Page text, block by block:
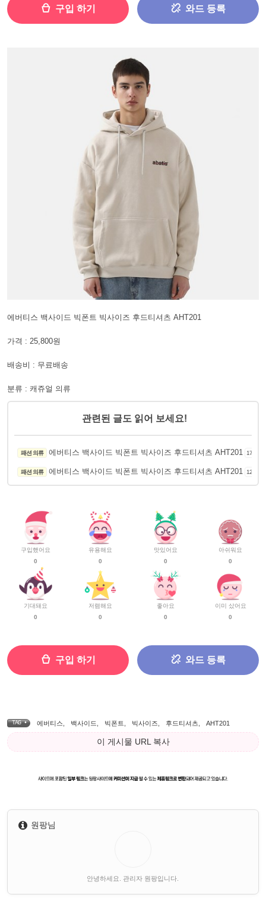
구입 하기 와드 등록
에버티스 백사이드 빅폰트 빅사이즈 후드티셔츠 AHT201
가격 : 25,800원
배송비 : 무료배송
분류 : 캐쥬얼 의류
관련된 글도 읽어 보세요!
패션 의류 에버티스 백사이드 빅폰트 빅사이즈 후드티셔츠 AHT201 174
패션 의류 에버티스 백사이드 빅폰트 빅사이즈 후드티셔츠 AHT201 120
구입했어요
0
기대돼요
0
유용해요
0
저렴해요
0
맛있어요
0
좋아요
0
아쉬워요
0
이미 샀어요
0
구입 하기 와드 등록
TAG • 에버티스 백사이드 빅폰트 빅사이즈 후드티셔츠 AHT201
이 게시물 URL 복사
원팡님
안녕하세요. 관리자 원팡입니다.